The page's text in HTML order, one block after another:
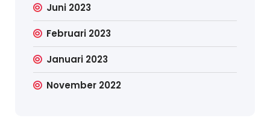
Juni 2023
Februari 2023
Januari 2023
November 2022